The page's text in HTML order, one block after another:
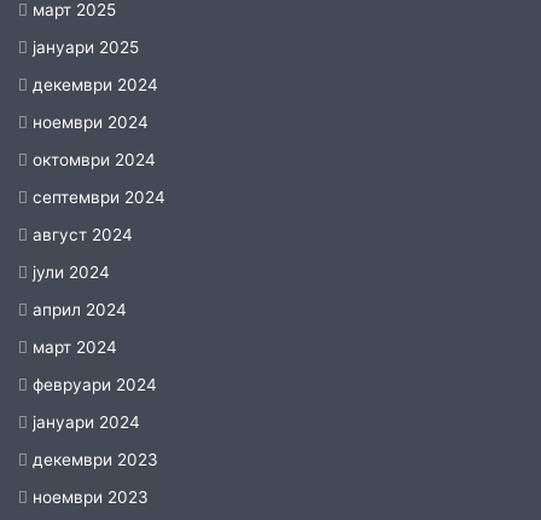
март 2025
јануари 2025
декември 2024
ноември 2024
октомври 2024
септември 2024
август 2024
јули 2024
април 2024
март 2024
февруари 2024
јануари 2024
декември 2023
ноември 2023